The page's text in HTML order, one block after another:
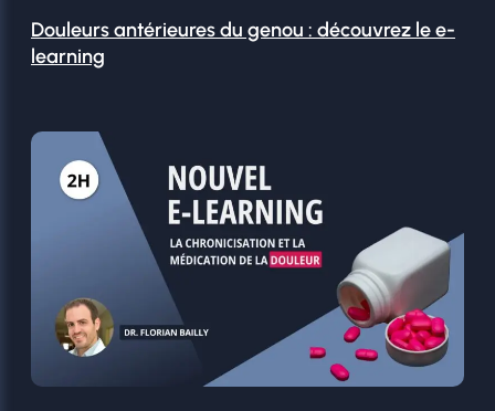
Douleurs antérieures du genou : découvrez le e-
learning